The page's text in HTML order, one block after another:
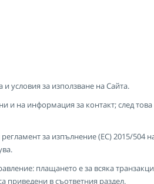
условия за използване на Сайта.
на информация за контакт; след това
за изпълнение (ЕС) 2015/
плащането е за всяка
приведени в съответния раздел.